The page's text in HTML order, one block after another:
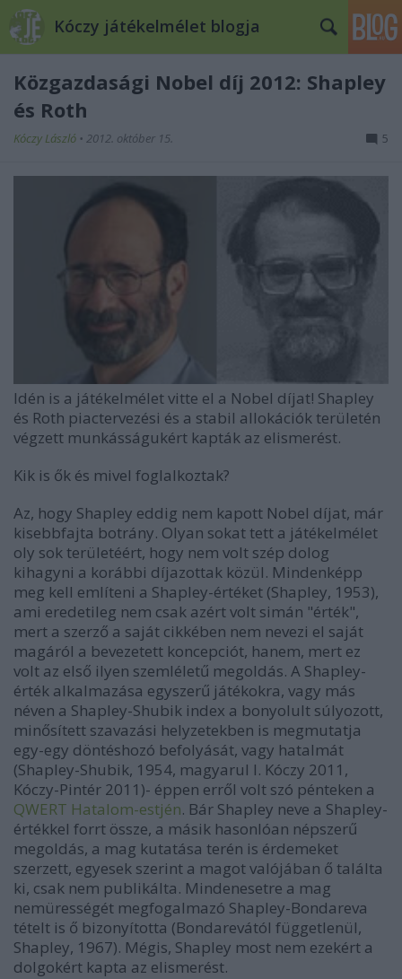
Kóczy játékelmélet blogja
Közgazdasági Nobel díj 2012: Shapley
és Roth
Kóczy László • 2012. október 15. 5
Idén is a játékelmélet vitte el a Nobel díjat! Shapley
és Roth piactervezési és a stabil allokációk területén
végzett munkásságukért kapták az elismerést.
Kik is ők és mivel foglalkoztak?
Az, hogy Shapley eddig nem kapott Nobel díjat, már
kisebbfajta botrány. Olyan sokat tett a játékelmélet
oly sok területéért, hogy nem volt szép dolog
kihagyni a korábbi díjazottak közül. Mindenképp
meg kell említeni a Shapley-értéket (Shapley, 1953),
ami eredetileg nem csak azért volt simán "érték",
mert a szerző a saját cikkében nem nevezi el saját
magáról a bevezetett koncepciót, hanem, mert ez
volt az első ilyen szemléletű megoldás. A Shapley-
érték alkalmazása egyszerű játékokra, vagy más
néven a Shapley-Shubik index a bonyolult súlyozott,
minősített szavazási helyzetekben is megmutatja
egy-egy döntéshozó befolyását, vagy hatalmát
(Shapley-Shubik, 1954, magyarul l. Kóczy 2011,
Kóczy-Pintér 2011)- éppen erről volt szó pénteken a
QWERT Hatalom-estjén. Bár Shapley neve a Shapley-
értékkel forrt össze, a másik hasonlóan népszerű
megoldás, a mag kutatása terén is érdemeket
szerzett, egyesek szerint a magot valójában ő találta
ki, csak nem publikálta. Mindenesetre a mag
nemürességét megfogalmazó Shapley-Bondareva
tételt is ő bizonyította (Bondarevától függetlenül,
Shapley, 1967). Mégis, Shapley most nem ezekért a
dolgokért kapta az elismerést.